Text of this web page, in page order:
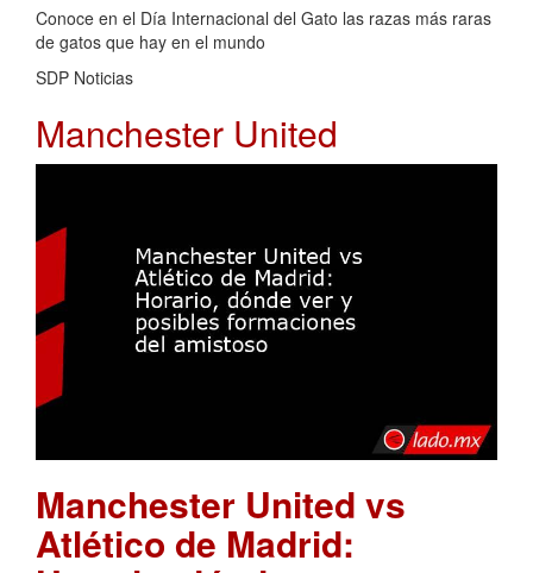
Conoce en el Día Internacional del Gato las razas más raras
de gatos que hay en el mundo
SDP Noticias
Manchester United
Manchester United vs
Atlético de Madrid: